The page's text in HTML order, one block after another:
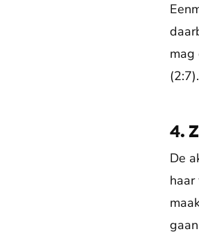
mag
4.
De
haar